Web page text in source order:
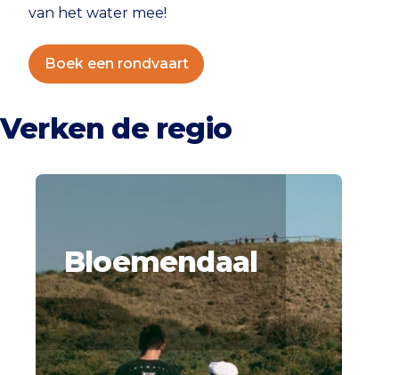
van het water mee!
Boek een rondvaart
Verken de regio
Bloemendaal